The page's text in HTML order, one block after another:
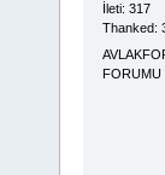
İleti: 317
Thanked:
FORUMU